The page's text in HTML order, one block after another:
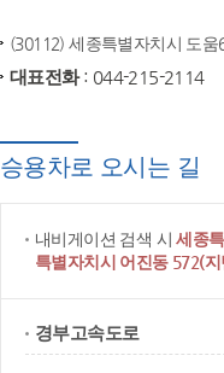
(30112) 세종특별자치시 도
대표전화: 044-215-2114
승용차로 오시는 길
내비게이션 검색 시세종
특별자치시 어진동 572(
경부고속도로